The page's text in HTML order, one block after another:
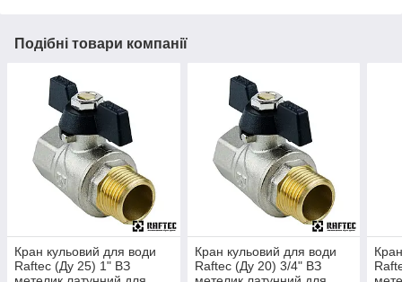
Подібні товари компанії
Кран кульовий для води
Raftec (Ду 25) 1" ВЗ
Кран кульовий для води
Raftec (Ду 20) 3/4" ВЗ